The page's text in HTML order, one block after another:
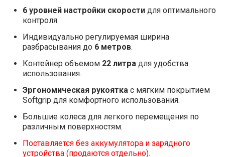
6 уровней настройки скоростидля оптимального
контроля.
Индивидуально регулируемая ширина
разбрасывания до 6 метров.
Контейнер объемом 22 литрадля удобства
использования.
Эргономическая рукояткас мягким покрытием
Softgrip для комфортного использования.
Большие колеса для легкого перемещения по
различным поверхностям.
Поставляется без аккумулятора и зарядного
устройства (продаются отдельно).